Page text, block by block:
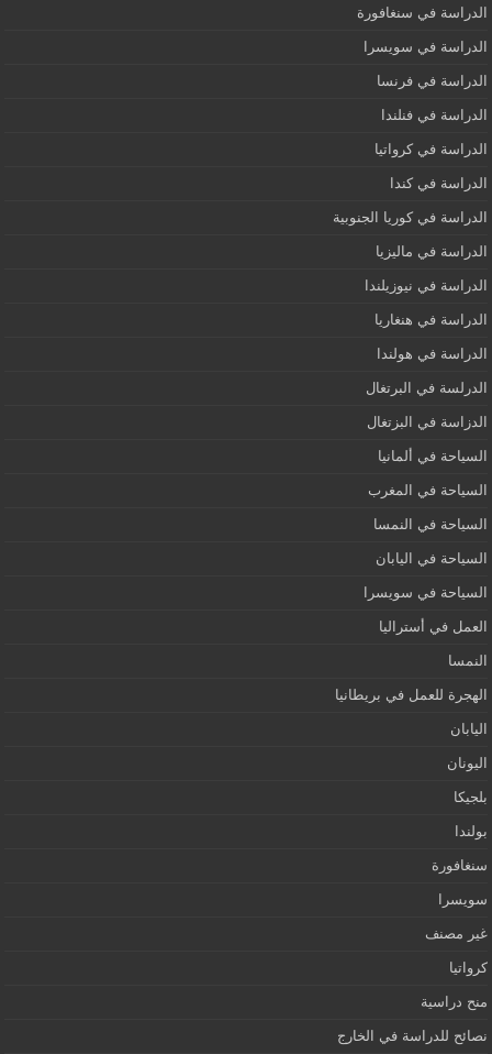
الدراسة في سنغافورة
الدراسة في سويسرا
الدراسة في فرنسا
الدراسة في فنلندا
الدراسة في كرواتيا
الدراسة في كندا
الدراسة في كوريا الجنوبية
الدراسة في ماليزيا
الدراسة في نيوزيلندا
الدراسة في هنغاريا
الدراسة في هولندا
الدرلسة في البرتغال
الدزاسة في البزتغال
السياحة في ألمانيا
السياحة في المغرب
السياحة في النمسا
السياحة في اليابان
السياحة في سويسرا
العمل في أستراليا
النمسا
الهجرة للعمل في بريطانيا
اليابان
اليونان
بلجيكا
بولندا
سنغافورة
سويسرا
غير مصنف
كرواتيا
منح دراسية
نصائح للدراسة في الخارج